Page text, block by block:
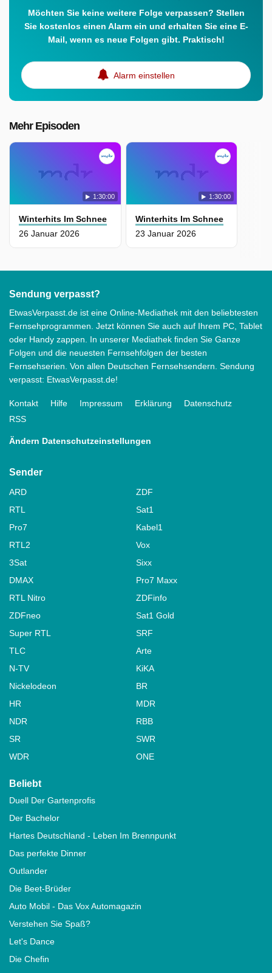
Möchten Sie keine weitere Folge verpassen? Stellen
Sie kostenlos einen Alarm ein und erhalten Sie eine E-
Mail, wenn es neue Folgen gibt. Praktisch!
Alarm einstellen
Mehr Episoden
1:30:00
Winterhits Im Schnee
26 Januar 2026
1:30:00
Winterhits Im Schnee
23 Januar 2026
Sendung verpasst?
EtwasVerpasst.de ist eine Online-Mediathek mit den beliebtesten
Fernsehprogrammen. Jetzt können Sie auch auf Ihrem PC, Tablet
oder Handy zappen. In unserer Mediathek finden Sie Ganze
Folgen und die neuesten Fernsehfolgen der besten
Fernsehserien. Von allen Deutschen Fernsehsendern. Sendung
verpasst: EtwasVerpasst.de!
Kontakt Hilfe Impressum Erklärung
Datenschutz
RSS
Ändern Datenschutzeinstellungen
Sender
ARD
ZDF
RTL
Sat1
Pro7
Kabel1
RTL2
Vox
3Sat
Sixx
DMAX
Pro7 Maxx
RTL Nitro
ZDFinfo
ZDFneo
Sat1 Gold
Super RTL
SRF
TLC
Arte
N-TV
KiKA
Nickelodeon
BR
HR
MDR
NDR
RBB
SR
SWR
WDR
ONE
Beliebt
Duell Der Gartenprofis
Der Bachelor
Hartes Deutschland - Leben Im Brennpunkt
Das perfekte Dinner
Outlander
Die Beet-Brüder
Auto Mobil - Das Vox Automagazin
Verstehen Sie Spaß?
Let's Dance
Die Chefin